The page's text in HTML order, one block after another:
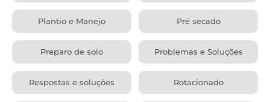
Plantio e Manejo Pré secado
Preparo de solo Problemas e Soluções
Respostas e soluções Rotacionado